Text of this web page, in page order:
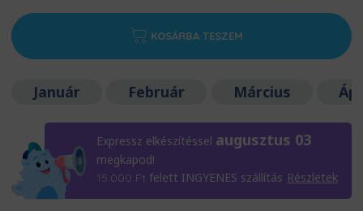
KOSÁRBA TESZEM
Január Február Március
Expressz elkészítéssel augusztus 03
megkapod!
15.000 Ft felett INGYENES szállítás Részletek